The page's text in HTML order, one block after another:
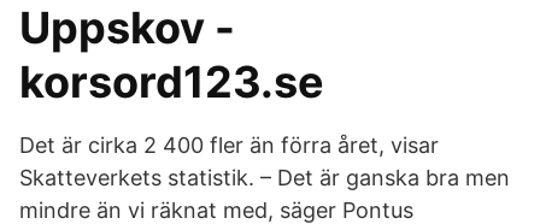
Uppskov -
korsord123.se
Det är cirka 2 400 fler än förra året, visar
Skatteverkets statistik. – Det är ganska bra men
mindre än vi räknat med, säger Pontus